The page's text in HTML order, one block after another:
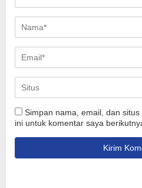
Simpan nama, email, dan
ini untuk komentar saya